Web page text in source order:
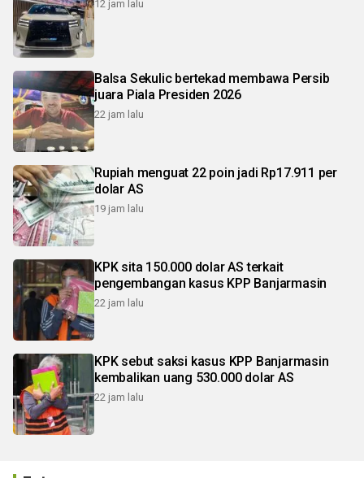
12 jam lalu
Balsa Sekulic bertekad membawa Persib
juara Piala Presiden 2026
22 jam lalu
Rupiah menguat 22 poin jadi Rp17.911 per
dolar AS
19 jam lalu
KPK sita 150.000 dolar AS terkait
pengembangan kasus KPP Banjarmasin
22 jam lalu
KPK sebut saksi kasus KPP Banjarmasin
kembalikan uang 530.000 dolar AS
22 jam lalu